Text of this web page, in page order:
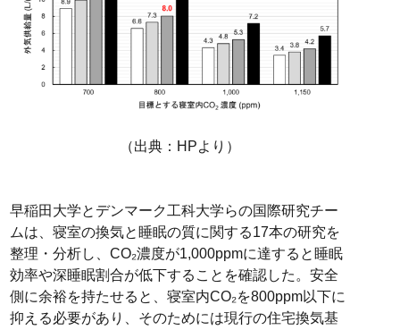
（出典：HPより）
早稲田大学とデンマーク工科大学らの国際研究チー
ムは、寝室の換気と睡眠の質に関する17本の研究を
整理・分析し、CO₂濃度が1,000ppmに達すると睡眠
効率や深睡眠割合が低下することを確認した。安全
側に余裕を持たせると、寝室内CO₂を800ppm以下に
抑える必要があり、そのためには現行の住宅換気基